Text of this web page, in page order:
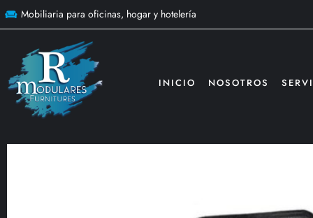
Mobiliaria para oficinas, hogar y hotelería
INICIO NOSOTROS